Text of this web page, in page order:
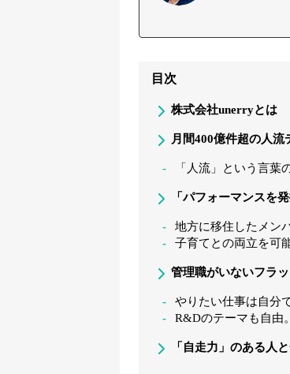
目次
株式会社unerryとは
月間400億件超の人
「人流」という言葉
「パフォーマンスを
地方に移住したメン
子育てとの両立を可
管理職がいないフラ
やりたい仕事は自分
R&Dのテーマも自由
「自走力」のある人